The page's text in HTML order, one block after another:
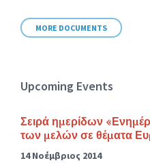
MORE DOCUMENTS
Upcoming Events
Σειρά ημερίδων
των μελών σε θέματα
14 Νοέμβριος 2014